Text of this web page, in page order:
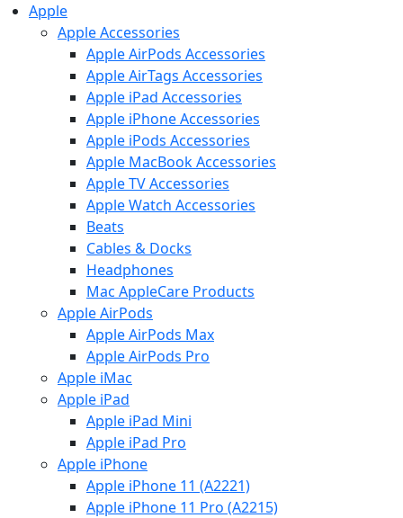
Apple
Apple Accessories
Apple AirPods Accessories
Apple AirTags Accessories
Apple iPad Accessories
Apple iPhone Accessories
Apple iPods Accessories
Apple MacBook Accessories
Apple TV Accessories
Apple Watch Accessories
Beats
Cables & Docks
Headphones
Mac AppleCare Products
Apple AirPods
Apple AirPods Max
Apple AirPods Pro
Apple iMac
Apple iPad
Apple iPad Mini
Apple iPad Pro
Apple iPhone
Apple iPhone 11 (A2221)
Apple iPhone 11 Pro (A2215)